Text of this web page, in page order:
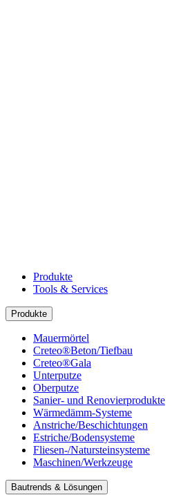
Produkte
Tools & Services
Produkte
Mauermörtel
Creteo®Beton/Tiefbau
Creteo®Gala
Unterputze
Oberputze
Sanier- und Renovierprodukte
Wärmedämm-Systeme
Anstriche/Beschichtungen
Estriche/Bodensysteme
Fliesen-/Natursteinsysteme
Maschinen/Werkzeuge
Bautrends & Lösungen